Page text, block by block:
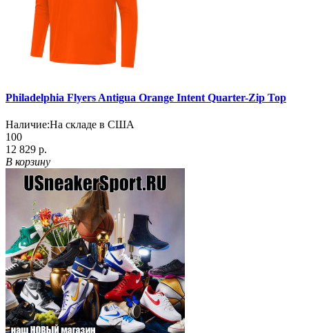
Philadelphia Flyers Antigua Orange Intent Quarter-Zip Top
Наличие:На складе в США
100
12 829 р.
В корзину